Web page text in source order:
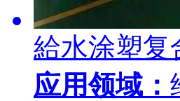
給水涂塑复
应用领域：